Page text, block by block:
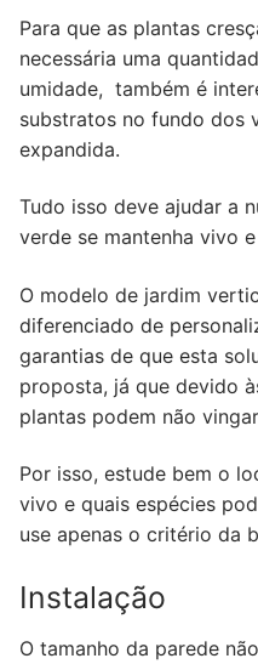
Para que as plantas
necessária uma
umidade, também é
substratos no fundo dos
expandida.
Tudo isso deve ajudar a
verde se mantenha vivo
O modelo de jardim
diferenciado de
garantias de que esta
proposta, já que devido
plantas podem não
Por isso, estude bem o
vivo e quais espécies
use apenas o critério da
Instalação
O tamanho da parede